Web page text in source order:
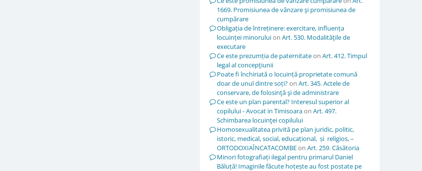
1669. Promisiunea de vânzare şi promisiunea de
cumpărare
Obligația de întreținere: exercitare, influența
locuinței minoruluion Art. 530. Modalităţile de
executare
Ce este prezumția de paternitateon Art. 412. Timpul
legal al concepţiunii
Poate fi închiriată o locuință proprietate comună
doar de unul dintre soți?on Art. 345. Actele de
conservare, de folosinţă şi de administrare
Ce este un plan parental? Interesul superior al
copilului - Avocat in Timisoaraon Art. 497.
Schimbarea locuinţei copilului
Homosexualitatea privită pe plan juridic, politic,
istoric, medical, social, educațional, și religios, –
ORTODOXIAÎNCATACOMBEon Art. 259. Căsătoria
Minori fotografiați ilegal pentru primarul Daniel
Băluță! Imaginile făcute hoțește au fost postate pe